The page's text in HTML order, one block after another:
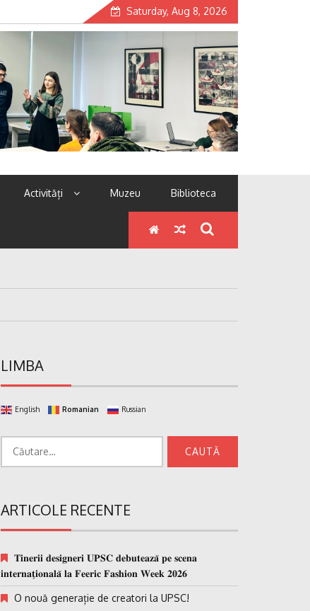
Saturday, Aug 8, 2026
Activități Muzeu Biblioteca
LIMBA
English Romanian Russian
după:
ARTICOLE RECENTE
𝐓𝐢𝐧𝐞𝐫𝐢𝐢 𝐝𝐞𝐬𝐢𝐠𝐧𝐞𝐫𝐢 𝐔𝐏𝐒𝐂 𝐝𝐞𝐛𝐮𝐭𝐞𝐚𝐳𝐚̆ 𝐩𝐞 𝐬𝐜𝐞𝐧𝐚
𝐢𝐧𝐭𝐞𝐫𝐧𝐚𝐭̗𝐢𝐨𝐧𝐚𝐥𝐚̆ 𝐥𝐚 𝐅𝐞𝐞𝐫𝐢𝐜 𝐅𝐚𝐬𝐡𝐢𝐨𝐧 𝐖𝐞𝐞𝐤 𝟐𝟎𝟐𝟔
O nouă generație de creatori la UPSC!